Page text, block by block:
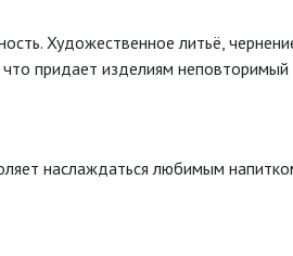
Художественное литьё,
что придает изделиям
наслаждаться любимым